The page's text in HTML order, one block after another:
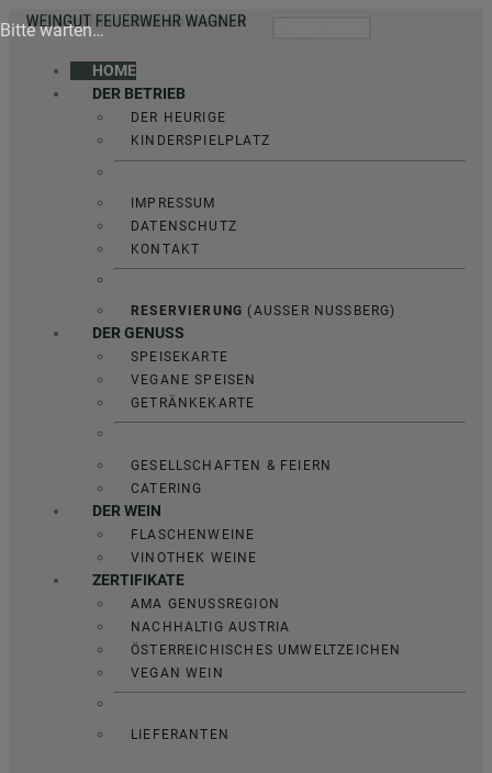
HOME
DER BETRIEB
DER HEURIGE
KINDERSPIELPLATZ
IMPRESSUM
DATENSCHUTZ
KONTAKT
RESERVIERUNG (AUSSER NUSSBERG)
DER GENUSS
SPEISEKARTE
VEGANE SPEISEN
GETRÄNKEKARTE
GESELLSCHAFTEN & FEIERN
CATERING
DER WEIN
FLASCHENWEINE
VINOTHEK WEINE
ZERTIFIKATE
AMA GENUSSREGION
NACHHALTIG AUSTRIA
ÖSTERREICHISCHES UMWELTZEICHEN
VEGAN WEIN
LIEFERANTEN
Bitte warten…